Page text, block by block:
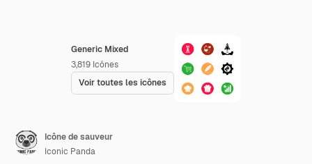
Generic Mixed
3,819 Icônes
Voir toutes les icônes
Icône de sauveur
Iconic Panda